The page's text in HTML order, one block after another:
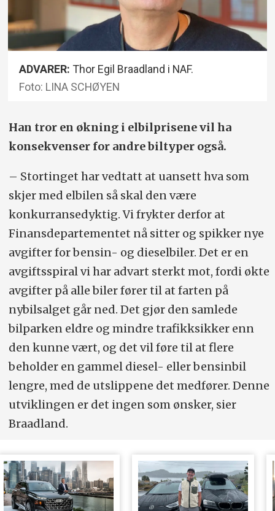
ADVARER: Thor Egil Braadland i NAF.
Foto: LINA SCHØYEN
Han tror en økning i elbilprisene vil ha
konsekvenser for andre biltyper også.
– Stortinget har vedtatt at uansett hva som
skjer med elbilen så skal den være
konkurransedyktig. Vi frykter derfor at
Finansdepartementet nå sitter og spikker nye
avgifter for bensin- og dieselbiler. Det er en
avgiftsspiral vi har advart sterkt mot, fordi økte
avgifter på alle biler fører til at farten på
nybilsalget går ned. Det gjør den samlede
bilparken eldre og mindre trafikksikker enn
den kunne vært, og det vil føre til at flere
beholder en gammel diesel- eller bensinbil
lengre, med de utslippene det medfører. Denne
utviklingen er det ingen som ønsker, sier
Braadland.